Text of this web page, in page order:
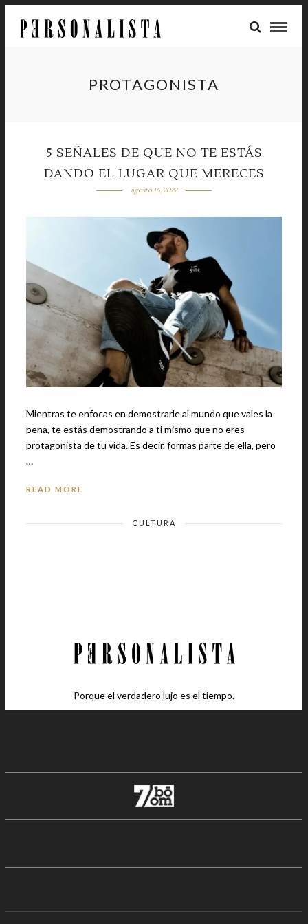
PROTAGONISTA
5 SEÑALES DE QUE NO TE ESTÁS
DANDO EL LUGAR QUE MERECES
agosto 16, 2022
Mientras te enfocas en demostrarle al mundo que vales la
pena, te estás demostrando a ti mismo que no eres
protagonista de tu vida. Es decir, formas parte de ella, pero
…
READ MORE
CULTURA
Porque el verdadero lujo es el tiempo.